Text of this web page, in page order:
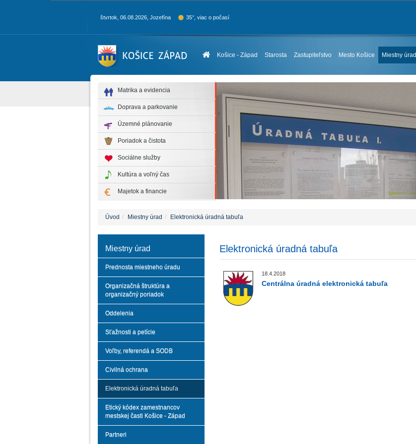
štvrtok, 06.08.2026, Jozefína 35°, viac o počasí
Košice - Západ Starosta Zastupiteľstvo Mesto Košice Miestny úrad
Matrika a evidencia
Doprava a parkovanie
Územné plánovanie
Poriadok a čistota
Sociálne služby
Kultúra a voľný čas
Majetok a financie
Úvod Miestny úrad Elektronická úradná tabuľa
Miestny úrad
Prednosta miestneho úradu
Organizačná štruktúra a
organizačný poriadok
Oddelenia
Sťažnosti a petície
Voľby, referendá a SODB
Civilná ochrana
Elektronická úradná tabuľa
Etický kódex zamestnancov
mestskej časti Košice - Západ
Partneri
Elektronická úradná tabuľa
18.4.2018
Centrálna úradná elektronická tabuľa